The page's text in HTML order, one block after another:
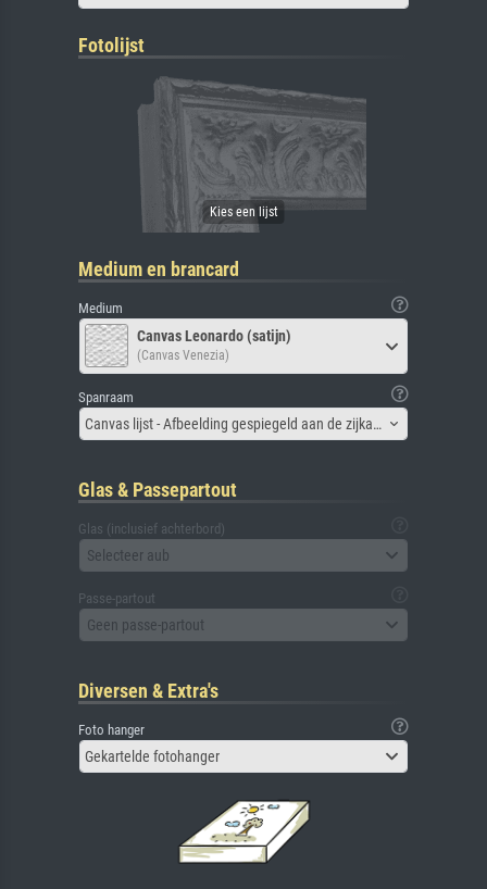
Fotolijst
Medium en brancard
Medium
Canvas Leonardo (satijn)
(Canvas Venezia)
Spanraam
Canvas lijst - Afbeelding gespiegeld aan de zijkant
Glas & Passepartout
Glas (inclusief achterbord)
Selecteer aub
Passe-partout
Geen passe-partout
Diversen & Extra's
Foto hanger
Gekartelde fotohanger